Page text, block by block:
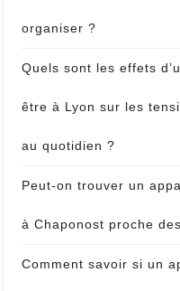
organiser ?
Quels sont les effets
être à Lyon sur les
au quotidien ?
Peut-on trouver un
à Chaponost proche
Comment savoir si un